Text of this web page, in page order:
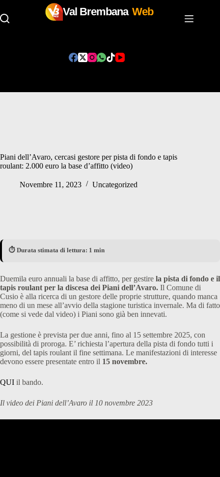
Val Brembana Web
Piani dell’Avaro, cercasi gestore per pista di fondo e tapis
roulant: 2.000 euro la base d’affitto (video)
Novembre 11, 2023 Uncategorized
⏱️ Durata stimata di lettura: 1 min
Duemila euro annuali la base di affitto, per gestire la pista di fondo e il
tapis roulant per la discesa dei Piani dell’Avaro. Il Comune di
Cusio è alla ricerca di un gestore delle proprie strutture, quando manca
meno di un mese all’avvio della stagione turistica invernale. Ma di fatto
(come si vede dal video) i Piani sono già ben innevati.
La gestione è prevista per due anni, fino al 15 settembre 2025, con
possibilità di proroga. E’ richiesta l’apertura della pista di fondo tutti i
giorni, del tapis roulant il fine settimana. Le manifestazioni di interesse
devono essere presentate entro il 15 novembre.
QUI il bando.
Il video dei Piani dell’Avaro il 10 novembre 2023